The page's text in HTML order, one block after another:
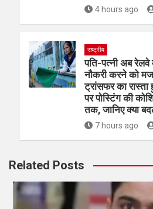
4 hours ago
राष्ट्रीय
पति-पत्नी अब
नौकरी करने को
ट्रांसफर का
पर पोस्टिंग की
तक, जानिए क्या
7 hours ago
Related Posts